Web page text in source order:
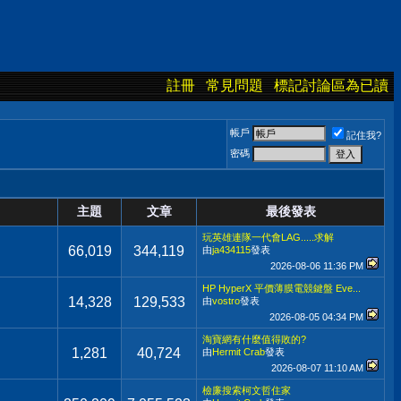
註冊 常見問題 標記討論區為已讀
帳戶
記住我?
密碼
主題 文章 最後發表
66,019 344,119
玩英雄連隊一代會LAG.....求解
由ja434115發表
2026-08-06 11:36 PM
14,328 129,533
HP HyperX 平價薄膜電競鍵盤 Eve...
由vostro發表
2026-08-05 04:34 PM
1,281 40,724
淘寶網有什麼值得敗的?
由Hermit Crab發表
2026-08-07 11:10 AM
檢廉搜索柯文哲住家